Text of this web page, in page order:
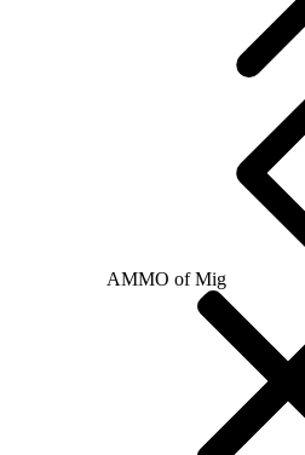
AMMO of Mig